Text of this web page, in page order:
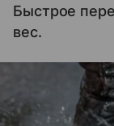
Быстрое
вес.